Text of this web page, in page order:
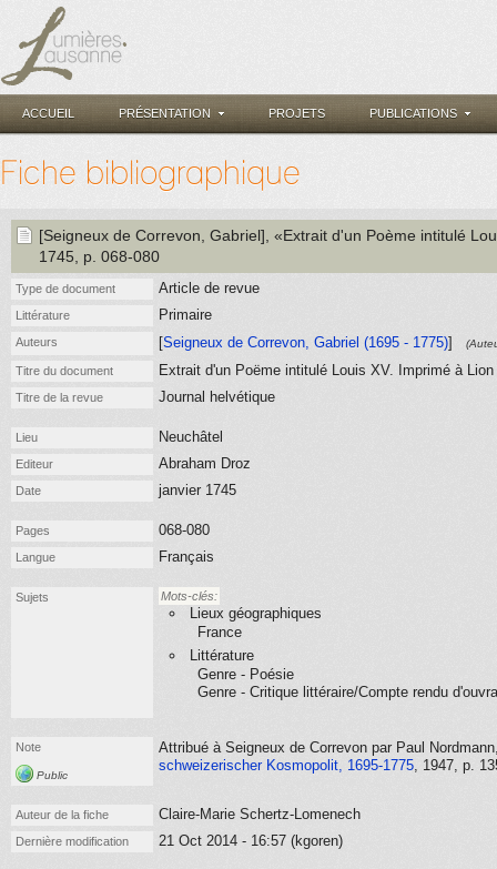
ACCUEIL PRÉSENTATION PROJETS PUBLICATIONS
Fiche bibliographique
[Seigneux de Correvon, Gabriel] , «Extrait d'un Poème intitulé
1745 , p. 068-080
Type de document Article de revue
Littérature Primaire
Auteurs [Seigneux de Correvon, Gabriel (1695 - 1775)]
Titre du document Extrait d'un Poëme intitulé Louis XV. Imprimé à
Titre de la revue Journal helvétique
Lieu Neuchâtel
Editeur Abraham Droz
Date janvier 1745
Pages 068-080
Langue Français
Sujets Mots-clés:
Lieux géographiques
France
Littérature
Genre - Poésie
Genre - Critique littéraire/Compte rendu
Note
Public
Attribué à Seigneux de Correvon par Paul
schweizerischer Kosmopolit, 1695-1775, 1947, p.
Auteur de la fiche Claire-Marie Schertz-Lomenech
Dernière modification 21 Oct 2014 - 16:57 (kgoren)